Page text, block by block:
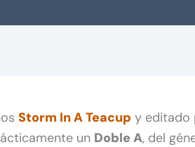
Storm In A Teacup y editado
un Doble A, del